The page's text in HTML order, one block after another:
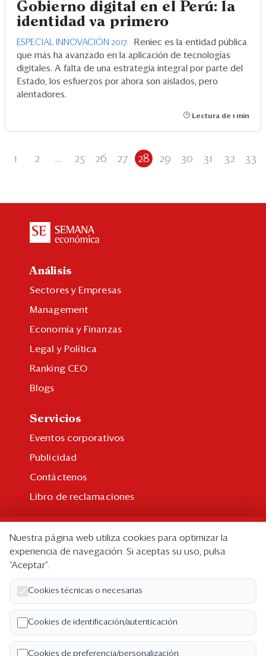
Gobierno digital en el Perú: la
identidad va primero
ESPECIAL INNOVACIÓN 2017.
Reniec es la entidad pública
que más ha avanzado en la aplicación de tecnologías
digitales. A falta de una estrategia integral por parte del
Estado, los esfuerzos por ahora son aislados, pero
alentadores.
Lectura de 1 min
1 2 ... 25 26 27 28 29 30 31 32 33
Análisis
Sectores y Empresas
Management
Economía y Finanzas
Legal y Política
Ranking CEO
Blogs
Servicios
Eventos corporativos
Publicidad
Contáctenos
Libro de reclamaciones
Suscripción individual
Paquetes corporativos
Edición Impresa
Nosotros
Quiénes somos
Nuestra página web utiliza cookies para optimizar la
experiencia de navegación. Si aceptas su uso, pulsa
“Aceptar”.
Cookies técnicas o necesarias
Cookies de identificación/autenticación
Cookies de preferencia/personalización